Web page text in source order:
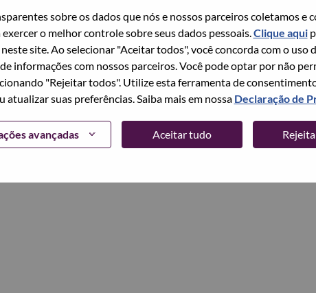
sobre os dados que nós e nossos parceiros coletamos e
o melhor controle sobre seus dados pessoais. Clique aqui
site. Ao selecionar "Aceitar todos", você concorda com o uso
informações com nossos parceiros. Você pode optar por não
"Rejeitar todos". Utilize esta ferramenta de
atualizar suas preferências. Saiba mais em nossa Declaração de
avançadas Aceitar tudo
Continuar